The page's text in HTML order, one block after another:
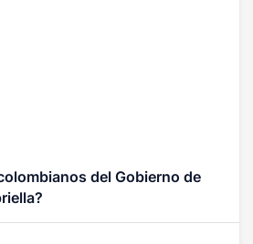
del Gobierno de